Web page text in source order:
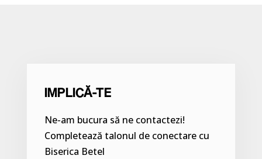
IMPLICĂ-TE
Ne-am bucura să ne contactezi!
Completează talonul de conectare cu
Biserica Betel